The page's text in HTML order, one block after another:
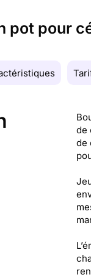
pot pour
de
de